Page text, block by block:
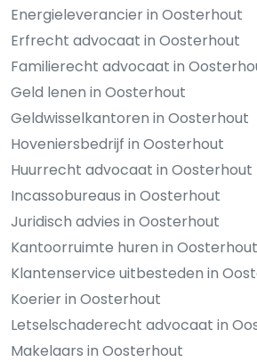
Energieleverancier in Oosterhout
Erfrecht advocaat in Oosterhout
Familierecht advocaat in
Geld lenen in Oosterhout
Geldwisselkantoren in Oosterhout
Hoveniersbedrijf in Oosterhout
Huurrecht advocaat in Oosterhout
Incassobureaus in Oosterhout
Juridisch advies in Oosterhout
Kantoorruimte huren in Oosterhout
Klantenservice uitbesteden in
Koerier in Oosterhout
Letselschaderecht advocaat in
Makelaars in Oosterhout